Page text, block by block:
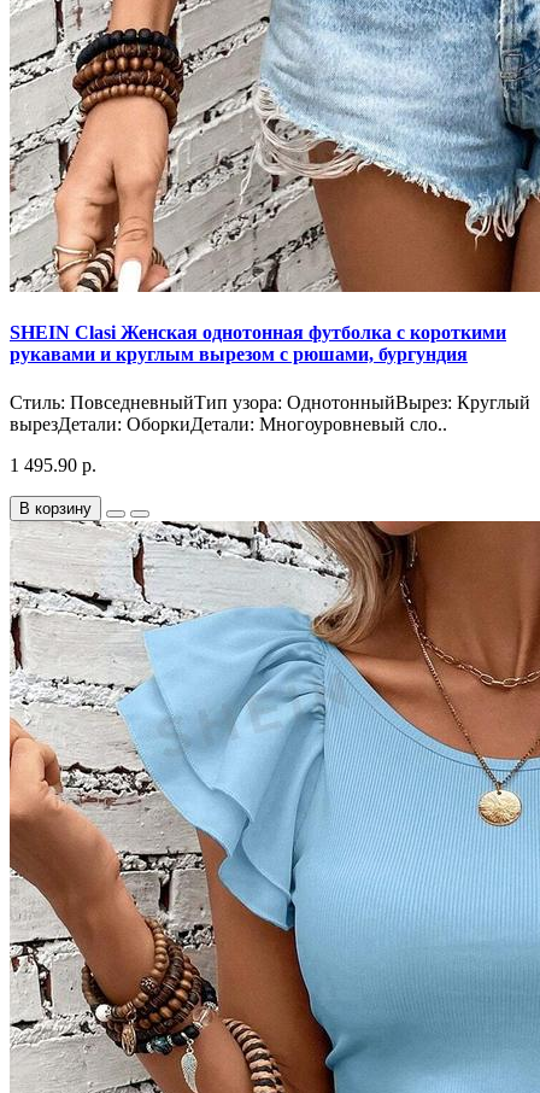
SHEIN Clasi Женская однотонная футболка с короткими
рукавами и круглым вырезом с рюшами, бургундия
Стиль: ПовседневныйТип узора: ОднотонныйВырез: Круглый
вырезДетали: ОборкиДетали: Многоуровневый сло..
1 495.90 р.
В корзину